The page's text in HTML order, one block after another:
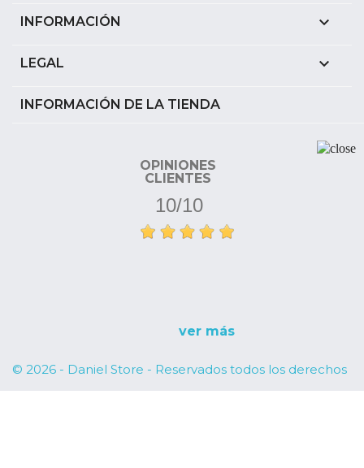
INFORMACIÓN 
LEGAL 
INFORMACIÓN DE LA TIENDA
OPINIONES
CLIENTES
10/10
ver más
© 2026 - Daniel Store - Reservados todos los derechos